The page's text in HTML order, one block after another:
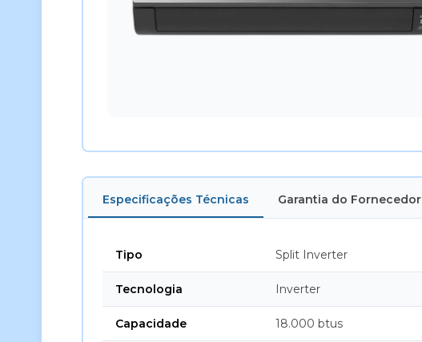
Especificações Técnicas Garantia do Fornecedor
Tipo Split Inverter
Tecnologia Inverter
Capacidade 18.000 btus